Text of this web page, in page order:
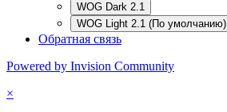
WOG Dark 2.1
WOG Light 2.1 (По умолчанию)
Обратная связь
Powered by Invision Community
×